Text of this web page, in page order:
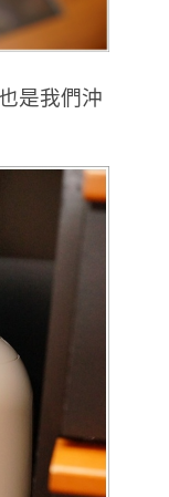
是我們沖